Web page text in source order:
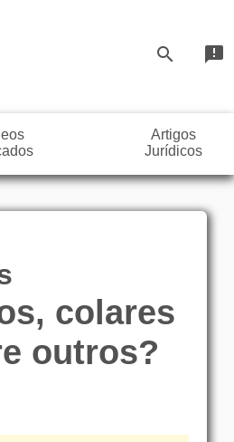
search announcement
Artigos
Jurídicos
colares
outros?